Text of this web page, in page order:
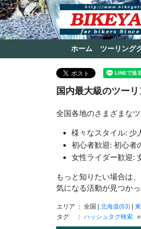
ホーム ツーリング
国内最大級のツー
全国各地のさまざまな
様々なスタイル: 少
初心者歓迎: 初心者
女性ライダー歓迎:
もっと知りたい場合は、
気になる活動が見つか
エリア ： 全国 | 北海道(63)|
タグ
： ハッシュタグ検索 #